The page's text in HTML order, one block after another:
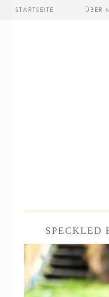
STARTSEITE ÜBER
SPECKLED